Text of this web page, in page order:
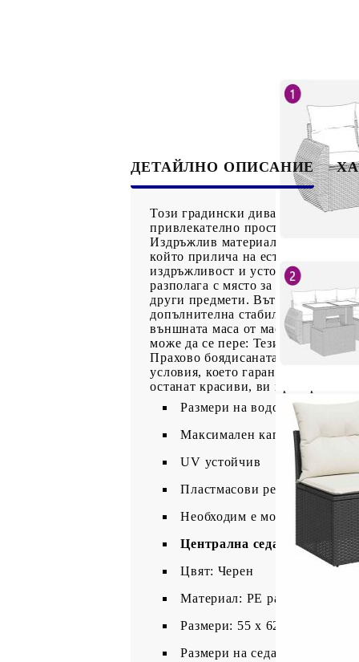
ДЕТАЙЛНО ОПИСАНИЕ
Този градински диван е
привлекателно пространство за
Издръжлив материал: PE ратан,
който прилича на естествен
издръжливост и устойчивост на
разполага с място за съхранение
други предмети. Вътрешната
допълнителна
външната маса от маса за кафе в
може да се пере: Тези
Прахово боядисаната стоманена
условия, което гарантира
останат красиви, ви
Размери на
Максимален капацитет на
UV устойчив
Пластмасови регулируеми
Необходим е монтаж
Централна седалка:
Цвят: Черен
Материал: PE ратан,
Размери: 55 x 62 x 69 см (Ш
Размери на седалката: 55 x